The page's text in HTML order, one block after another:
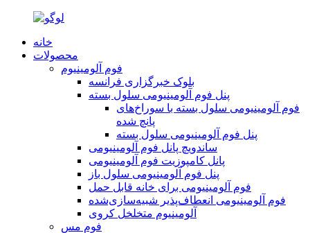
خانه
محصولات
فوم آلومینیوم
بلوک خبرگزاری فرانسه
پنل فوم آلومینیومی سلول بسته
فوم آلومینیومی سلول بسته با سوراخ‌های
پانچ شده
پنل فوم آلومینیومی سلول بسته
ساندویچ پانل فوم آلومینیومی
پانل کامپوزیت فوم آلومینیومی
پنل فوم آلومینیومی سلول باز
فوم آلومینیومی برای خانه قابل حمل
فوم آلومینیومی انعطاف‌پذیر شبیه‌سازی‌شده
آلومینیوم متخلخل کروی
فوم مس